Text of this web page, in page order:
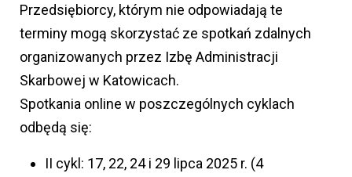
Przedsiębiorcy, którym nie odpowiadają te
terminy mogą skorzystać ze spotkań zdalnych
organizowanych przez Izbę Administracji
Skarbowej w Katowicach.
Spotkania online w poszczególnych cyklach
odbędą się:
II cykl: 17, 22, 24 i 29 lipca 2025 r. (4